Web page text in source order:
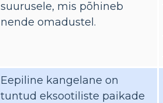
suurusele, mis põhineb
nende omadustel.
Eepiline kangelane on
tuntud eksootiliste paikade